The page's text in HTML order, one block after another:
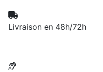
Livraison en 48h/72h